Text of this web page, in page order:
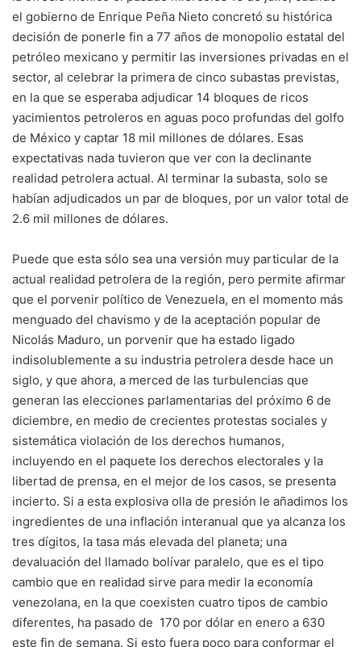
el gobierno de Enrique Peña Nieto concretó su histórica
decisión de ponerle fin a 77 años de monopolio estatal del
petróleo mexicano y permitir las inversiones privadas en el
sector, al celebrar la primera de cinco subastas previstas,
en la que se esperaba adjudicar 14 bloques de ricos
yacimientos petroleros en aguas poco profundas del golfo
de México y captar 18 mil millones de dólares. Esas
expectativas nada tuvieron que ver con la declinante
realidad petrolera actual. Al terminar la subasta, solo se
habían adjudicados un par de bloques, por un valor total de
2.6 mil millones de dólares.
Puede que esta sólo sea una versión muy particular de la
actual realidad petrolera de la región, pero permite afirmar
que el porvenir político de Venezuela, en el momento más
menguado del chavismo y de la aceptación popular de
Nicolás Maduro, un porvenir que ha estado ligado
indisolublemente a su industria petrolera desde hace un
siglo, y que ahora, a merced de las turbulencias que
generan las elecciones parlamentarias del próximo 6 de
diciembre, en medio de crecientes protestas sociales y
sistemática violación de los derechos humanos,
incluyendo en el paquete los derechos electorales y la
libertad de prensa, en el mejor de los casos, se presenta
incierto. Si a esta explosiva olla de presión le añadimos los
ingredientes de una inflación interanual que ya alcanza los
tres dígitos, la tasa más elevada del planeta; una
devaluación del llamado bolívar paralelo, que es el tipo
cambio que en realidad sirve para medir la economía
venezolana, en la que coexisten cuatro tipos de cambio
diferentes, ha pasado de 170 por dólar en enero a 630
este fin de semana. Si esto fuera poco para conformar el